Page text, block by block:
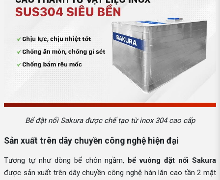
Bể đặt nổi Sakura được chế tạo từ inox 304 cao cấp
Sản xuất trên dây chuyền công nghệ hiện đại
Tương tự như dòng bể chôn ngầm, bể vuông đặt nổi Sakura
được sản xuất trên dây chuyền công nghệ hàn lăn cao tần 2 mặt